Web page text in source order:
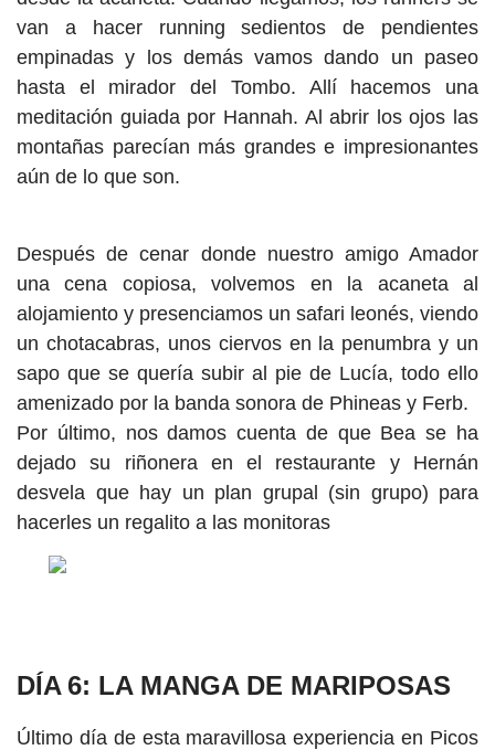
van a hacer running sedientos de pendientes
empinadas y los demás vamos dando un paseo
hasta el mirador del Tombo. Allí hacemos una
meditación guiada por Hannah. Al abrir los ojos las
montañas parecían más grandes e impresionantes
aún de lo que son.
Después de cenar donde nuestro amigo Amador
una cena copiosa, volvemos en la acaneta al
alojamiento y presenciamos un safari leonés, viendo
un chotacabras, unos ciervos en la penumbra y un
sapo que se quería subir al pie de Lucía, todo ello
amenizado por la banda sonora de Phineas y Ferb.
Por último, nos damos cuenta de que Bea se ha
dejado su riñonera en el restaurante y Hernán
desvela que hay un plan grupal (sin grupo) para
hacerles un regalito a las monitoras
DÍA 6: LA MANGA DE MARIPOSAS
Último día de esta maravillosa experiencia en Picos